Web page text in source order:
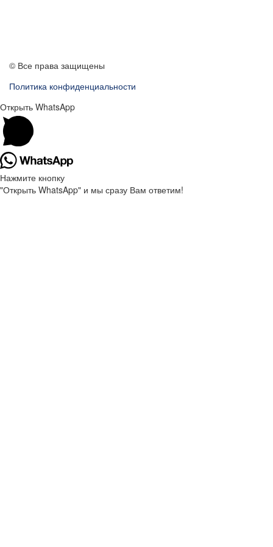
© Все права защищены
Политика конфиденциальности
Открыть WhatsApp
Нажмите кнопку
"Открыть WhatsApp" и мы сразу Вам ответим!